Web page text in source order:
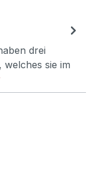
drei
welches sie im